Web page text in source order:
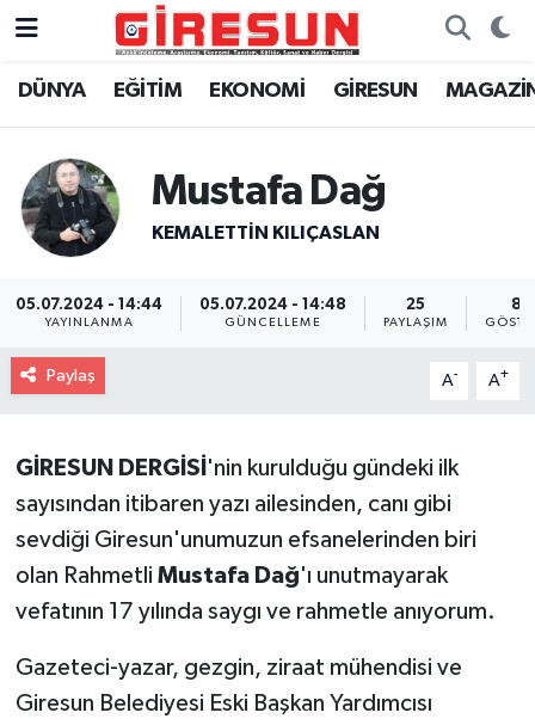
DÜNYA EĞİTİM EKONOMİ GİRESUN
Mustafa Dağ
KEMALETTİN KILIÇASLAN
05.07.2024 - 14:44
YAYINLANMA
05.07.2024 - 14:48
GÜNCELLEME
25
PAYLAŞIM
80
Paylaş A- A+
GİRESUN DERGİSİ 'nin kurulduğu gündeki ilk
sayısından itibaren yazı ailesinden, canı gibi
sevdiği Giresun'unumuzun efsanelerinden biri
olan Rahmetli Mustafa Dağ'ı unutmayarak
vefatının 17 yılında saygı ve rahmetle anıyorum.
Gazeteci-yazar, gezgin, ziraat mühendisi ve
Giresun Belediyesi Eski Başkan Yardımcısı
Hava Durumu
Süper Lig Puan Durumu ve Fikstür
Son Dakika Haberleri
Haber Arşivi